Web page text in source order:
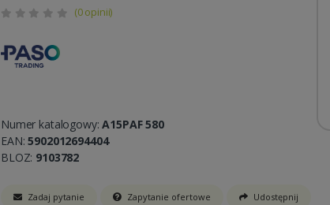
(0 opinii)
Numer katalogowy:A15PAF 580
EAN:5902012694404
BLOZ: 9103782
Zadaj pytanie Zapytanie ofertowe Udostępnij